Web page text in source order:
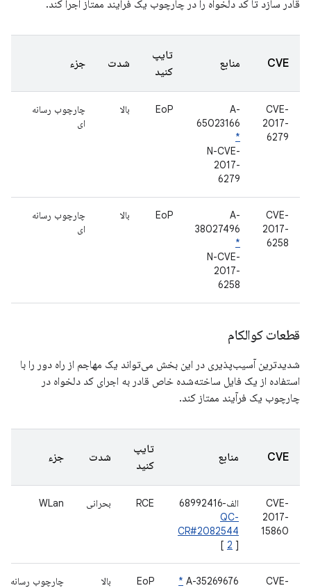
قادر سازد تا کد دلخواه را در چارچوب یک فرآیند ممتاز اجرا کند.
CVE منابع
تایپ
کنید
شدت جزء
CVE-
2017-
6279
A-
65023166
*
N-CVE-
2017-
6279
EoP بالا
چارچوب رسانه
ای
CVE-
2017-
6258
A-
38027496
*
N-CVE-
2017-
6258
EoP بالا
چارچوب رسانه
ای
قطعات کوالکام
شدیدترین آسیب‌پذیری در این بخش می‌تواند یک مهاجم از راه دور را با
استفاده از یک فایل ساخته‌شده خاص قادر به اجرای کد دلخواه در
چارچوب یک فرآیند ممتاز کند.
CVE منابع
تایپ
کنید
شدت جزء
CVE-
2017-
15860
الف-68992416
QC-
CR#2082544
[ 2 ]
RCE بحرانی WLan
CVE-
A-35269676
*
EoP بالا
چارچوب رسانه